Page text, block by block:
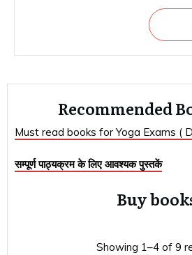
Recommended
Must read books for Yoga Exams (
सम्पूर्ण पाठ्यक्रम के लिए आवश्यक पुस्तकें
Buy
Showing 1–4 of 9